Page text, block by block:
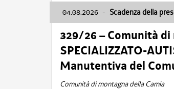
04.08.2026 - Scadenza della
329/26 – Comunità di
SPECIALIZZATO-
Manutentiva del
Comunità di montagna della Carnia